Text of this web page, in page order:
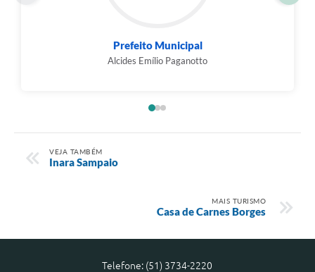
Prefeito Municipal
Alcides Emílio Paganotto
VEJA TAMBÉM
Inara Sampaio
MAIS TURISMO
Casa de Carnes Borges
Telefone: (51) 3734-2220